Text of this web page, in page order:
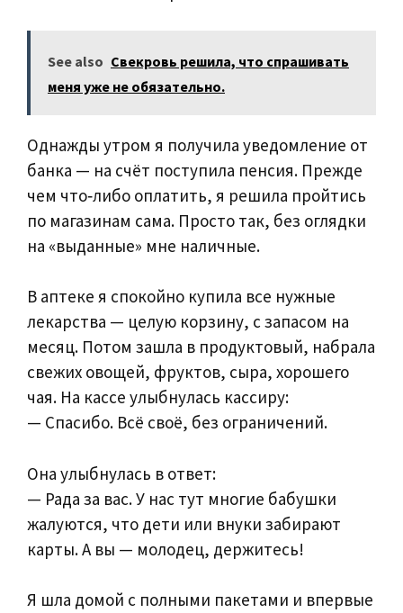
See also Свекровь решила, что спрашивать
меня уже не обязательно.
Однажды утром я получила уведомление от
банка — на счёт поступила пенсия. Прежде
чем что‑либо оплатить, я решила пройтись
по магазинам сама. Просто так, без оглядки
на «выданные» мне наличные.
В аптеке я спокойно купила все нужные
лекарства — целую корзину, с запасом на
месяц. Потом зашла в продуктовый, набрала
свежих овощей, фруктов, сыра, хорошего
чая. На кассе улыбнулась кассиру:
— Спасибо. Всё своё, без ограничений.
Она улыбнулась в ответ:
— Рада за вас. У нас тут многие бабушки
жалуются, что дети или внуки забирают
карты. А вы — молодец, держитесь!
Я шла домой с полными пакетами и впервые